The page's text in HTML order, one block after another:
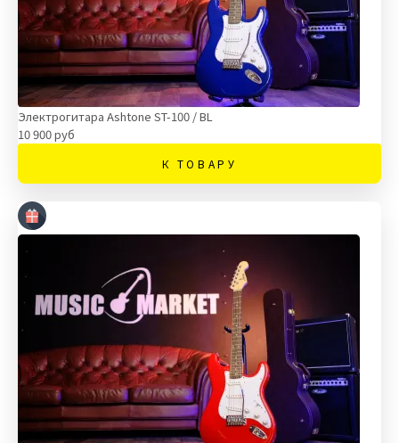
Электрогитара Ashtone ST-100 / BL
10 900 руб
К ТОВАРУ